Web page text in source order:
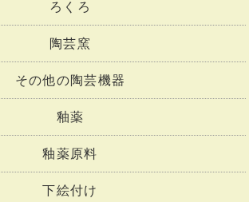
ろくろ
陶芸窯
その他の陶芸機器
釉薬
釉薬原料
下絵付け